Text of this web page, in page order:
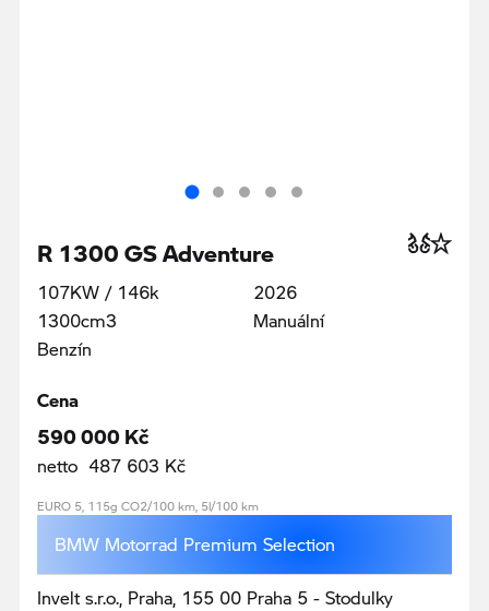
R 1300 GS Adventure
107KW / 146k
1300cm3
Benzín
2026
Manuální
Cena
590 000 Kč
netto 487 603 Kč
EURO 5, 115g CO2/100 km, 5l/100 km
BMW Motorrad Premium Selection
Invelt s.r.o., Praha, 155 00 Praha 5 - Stodulky